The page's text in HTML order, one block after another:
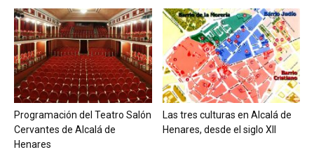
Programación del Teatro Salón
Cervantes de Alcalá de
Henares
Las tres culturas en Alcalá de
Henares, desde el siglo XII